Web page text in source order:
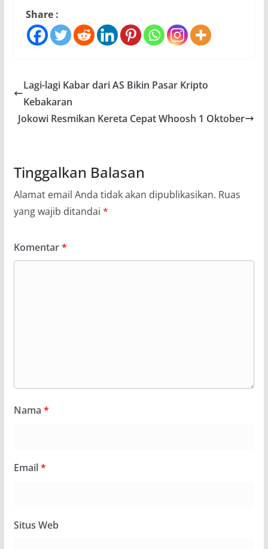
Share :
Lagi-lagi Kabar dari AS Bikin Pasar Kripto
Kebakaran
Jokowi Resmikan Kereta Cepat Whoosh 1 Oktober
Tinggalkan Balasan
Alamat email Anda tidak akan dipublikasikan. Ruas
yang wajib ditandai *
Komentar*
Nama *
Email*
Situs Web